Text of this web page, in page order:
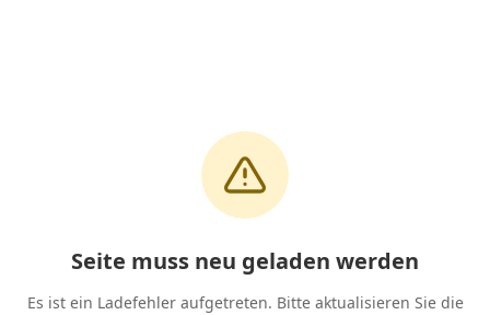
Seite muss neu geladen werden
Es ist ein Ladefehler aufgetreten. Bitte aktualisieren Sie die